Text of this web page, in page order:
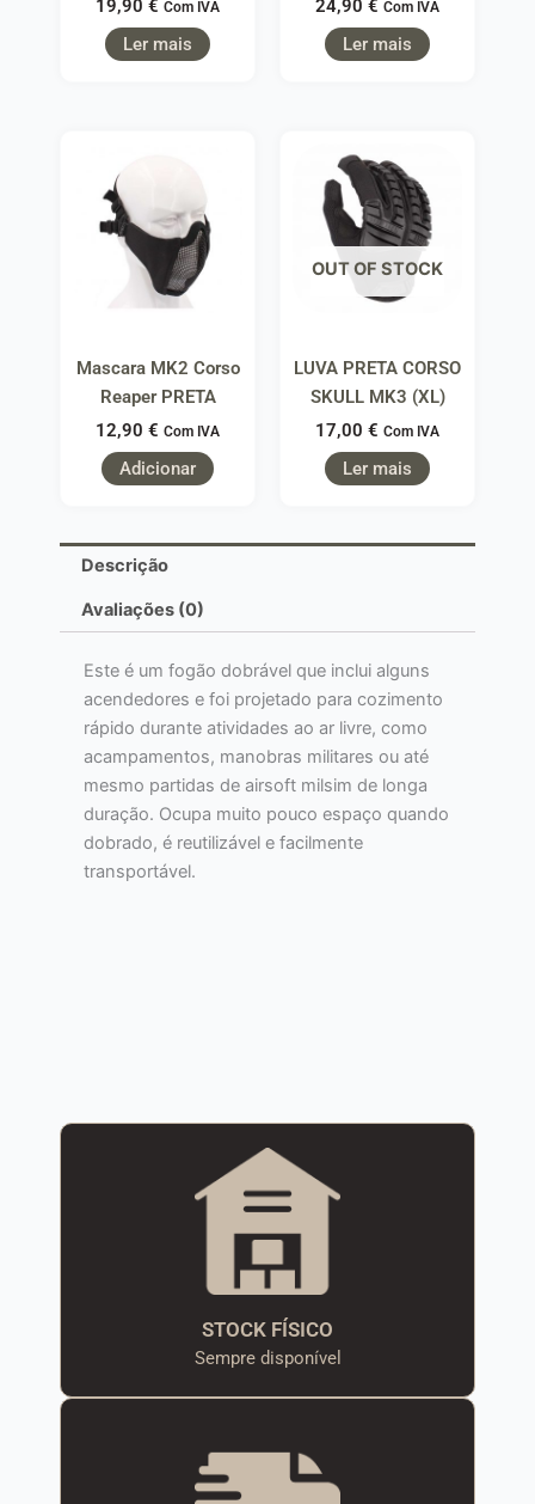
19,90 € Com IVA
Ler mais
24,90 € Com IVA
Ler mais
Mascara MK2 Corso
Reaper PRETA
12,90 € Com IVA
Adicionar
OUT OF STOCK
LUVA PRETA CORSO
SKULL MK3 (XL)
17,00 € Com IVA
Ler mais
Descrição
Avaliações (0)
Este é um fogão dobrável que inclui alguns
acendedores e foi projetado para cozimento
rápido durante atividades ao ar livre, como
acampamentos, manobras militares ou até
mesmo partidas de airsoft milsim de longa
duração. Ocupa muito pouco espaço quando
dobrado, é reutilizável e facilmente
transportável.
STOCK FÍSICO
Sempre disponível